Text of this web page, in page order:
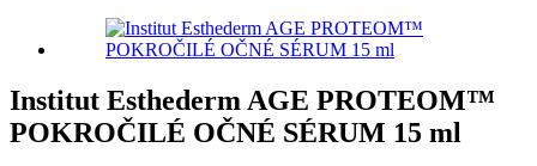
Institut Esthederm AGE PROTEOM™
POKROČILÉ OČNÉ SÉRUM 15 ml